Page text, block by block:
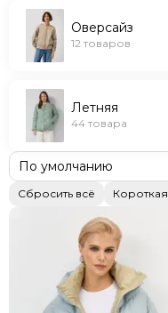
Оверсайз
12 товаров
Летняя
44 товара
Сбросить всё Короткая